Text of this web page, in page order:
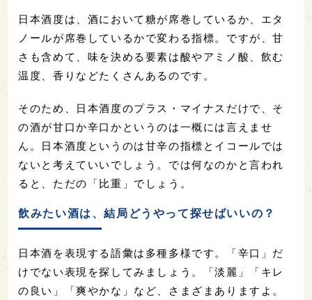
日本酒度は、酒において糖が席巻しているか、エタ
ノールが席巻しているかで変わる指標。ですが、甘
さも含めて、味を決める要素は酸やアミノ酸、飲む
温度、香りなどたくさんあるのです。
そのため、日本酒度のプラス・マイナスだけで、そ
の酒が甘口か辛口かというのは一概には言えませ
ん。日本酒度というのは甘辛の指標とイコールでは
ないと考えていいでしょう。では何なのかと言われ
ると、ただの「比重」でしょう。
飲みたい酒は、結局どうやって探せばいいの？
日本酒を表現する語彙は多種多様です。「辛口」だ
けでない表現を探してみましょう。「淡麗」「キレ
の良い」「爽やかな」など、さまざまありますよ。